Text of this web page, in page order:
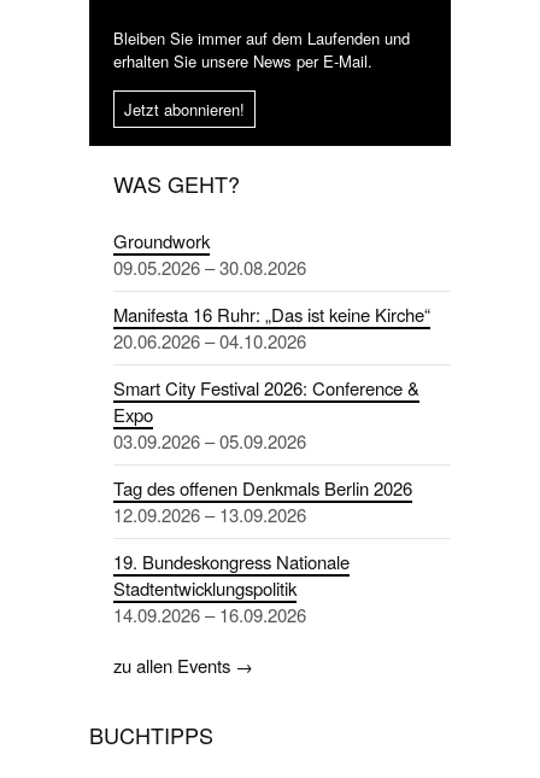
Bleiben Sie immer auf dem Laufenden und
erhalten Sie unsere News per E-Mail.
Jetzt abonnieren!
WAS GEHT?
Groundwork
09.05.2026 – 30.08.2026
Manifesta 16 Ruhr: „Das ist keine Kirche“
20.06.2026 – 04.10.2026
Smart City Festival 2026: Conference &
Expo
03.09.2026 – 05.09.2026
Tag des offenen Denkmals Berlin 2026
12.09.2026 – 13.09.2026
19. Bundeskongress Nationale
Stadtentwicklungspolitik
14.09.2026 – 16.09.2026
zu allen Events →
BUCHTIPPS